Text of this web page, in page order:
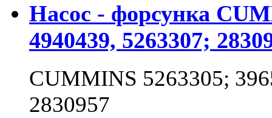
Насос - форсунка
4940439, 5263307;
CUMMINS 5263305;
2830957